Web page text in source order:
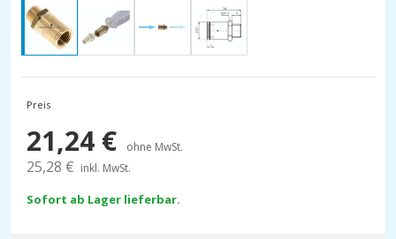
Preis
21,24 € ohne MwSt.
25,28 € inkl. MwSt.
Sofort ab Lager lieferbar.